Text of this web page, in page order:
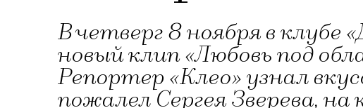
В четверг 8 ноября в
новый клип «Любовь под
Репортер «Клео» узнал
пожалел Сергея Зверева,